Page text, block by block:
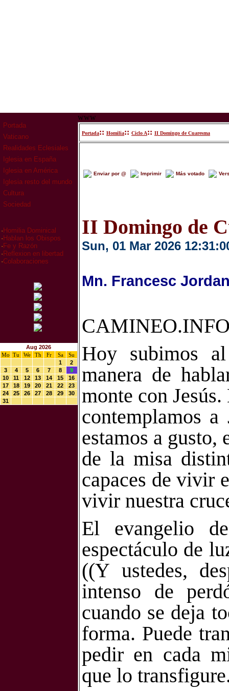
Portada
Vaticano
Realidades Eclesiales
Iglesia en España
Iglesia en América
Iglesia resto del mundo
Cultura
Sociedad
· Homilia Dominical
· Hablan los Obispos
· Fe y Razón
· Reflexion en libertad
·Colaboraciones
Aug 2026
Mo
Tu We Th Fr Sa
Su
1
2
3
4 5 6 7 8
9
10
11 12 13 14 15
16
17
18 19 20 21 22
23
24
25 26 27 28 29
30
31
www
Portada:: Homilia:: Ciclo A:: II Domingo de Cuaresma
Enviar por @ Imprimir Más votado
II Domingo de
Sun, 01 Mar 2026
Mn. Francesc
Hoy subimos
manera de
monte con
contemplamos
estamos a gusto,
de la misa
capaces de vivir
vivir nuestra
El evangelio
espectáculo de
((Y ustedes,
intenso de
cuando se deja
forma. Puede
pedir en cada
que lo